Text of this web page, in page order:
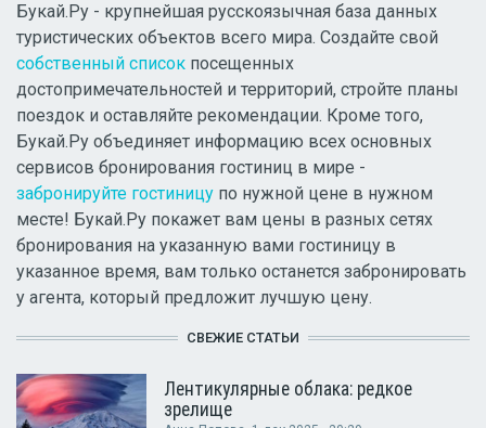
Букай.Ру - крупнейшая русскоязычная база данных
туристических объектов всего мира. Создайте свой
собственный список посещенных
достопримечательностей и территорий, стройте планы
поездок и оставляйте рекомендации. Кроме того,
Букай.Ру объединяет информацию всех основных
сервисов бронирования гостиниц в мире -
забронируйте гостиницу по нужной цене в нужном
месте! Букай.Ру покажет вам цены в разных сетях
бронирования на указанную вами гостиницу в
указанное время, вам только останется забронировать
у агента, который предложит лучшую цену.
СВЕЖИЕ СТАТЬИ
Лентикулярные облака: редкое
зрелище